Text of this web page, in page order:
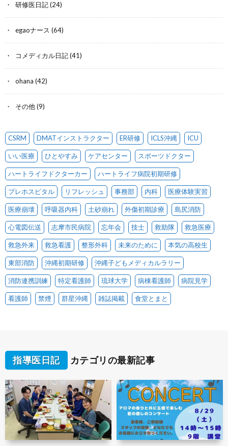
研修医日記(24)
egaoナース (64)
コメディカル日記(41)
ohana (42)
その他(9)
CSRM DMATインストラクター ER研修 ICLS沖縄 ICU
いい医療 ひとやすみ ケアセンター スポーツドクター
ハートライフドクターカー ハートライフ病院初期研修
プレホスピタル リフレッシュ 事務部 内科 医療体験実習
医療崩壊 呼吸器内科 土砂崩れ 外傷初期診療 島尻消防
心電図伝送 志摩市民病院 忘年会 技士 救助隊 救急医療
救急外来 救急看護 整形外科 未来のために 本気の高校生
東部消防 沖縄初期研修 沖縄子どもメディカルラリー
消防連携訓練 特定看護師 琉球大学 病棟看護師 病院見学
看護師 禁煙 群星沖縄 雑誌掲載 食堂とまと
指導医日記 カテゴリの最新記事